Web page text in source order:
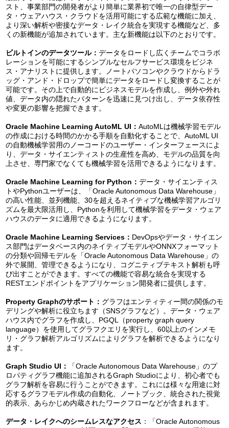
スト、事業部門の開発者がより簡単に業界初で唯一の自律型デー
タ・ウェアハウス・クラウドを活用可能にする広範な機能に加え、
より深い解析や密接なデータ・レイク統合を実現する機能など、多
くの新機能が追加されています。主な新機能は以下のとおりです。
ビルトインのデータツール： データをロードし広くチームでコラボ
レーションを可能にするシンプルなセルフサービス環境をビジネ
ス・アナリストに提供します。ノートパソコンやクラウドからドラ
ッグ・アンド・ドロップで簡単にデータをロードし変換することが
可能です。その上で自動的にビジネスモデルを作成し、例外や外れ
値、データ内の隠れたパターンを迅速に見つけ出し、データ依存性
や変更の影響を把握できます。
Oracle Machine Learning AutoML UI ： AutoMLは機械学習モデル
の作成における時間のかかる手順を自動化することで、AutoML UI
の自動機械学習用のノーコードのユーザー・インターフェースによ
り、データ・サイエンティストの生産性を高め、モデルの品質を向
上させ、専門家でなくても機械学習を活用できるようになります。
Oracle Machine Learning for Python ： データ・サイエンティス
トやPythonユーザーは、「Oracle Autonomous Data Warehouse」
の高い性能、並列機能、30を超えるネイティブな機械学習アルゴリ
ズムを最大限活用し、Pythonを利用して機械学習をデータ・ウェア
ハウスのデータに適用できるようになります。
Oracle Machine Learning Services： DevOpsやデータ・サイエン
ス部門はデータベース内のネイティブモデルやONNXフォーマット
の分類や回帰モデルを「Oracle Autonomous Data Warehouse」の
外で展開、管理できるようになり、コグニティブテキスト解析も呼
び出すことができます。すべての機能で容易な統合を実現する
RESTエンドポイントをアプリケーション開発者に提供します。
Property Graphのサポート： グラフはエンティティー間の関係のモ
デリングや解析に役立ちます（SNSグラフなど）。データ・ウェア
ハウス内でグラフを作成し、PGQL（property graph query
language）を使用してグラフクエリを実行し、60以上のインメモ
リ・グラフ解析アルゴリズムによりグラフを解析できるようになり
ます。
Graph Studio UI ：
「Oracle Autonomous Data Warehouse」のプ
ロパティグラフ機能に追加されるGraph Studioにより、初心者でも
グラフ解析を容易に行うことができます。これには様々な用途に対
応するグラフモデル作成の自動化、ノートブック、統合された視覚
的表示、あらかじめ内蔵されたワークフローなどが含まれます。
データ・レイクへのシームレスなアクセス ：「Oracle Autonomous